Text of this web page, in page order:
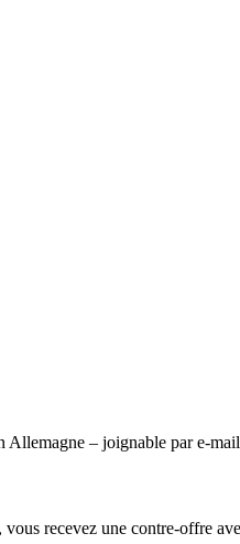
Allemagne – joignable par e-
recevez une contre-offre